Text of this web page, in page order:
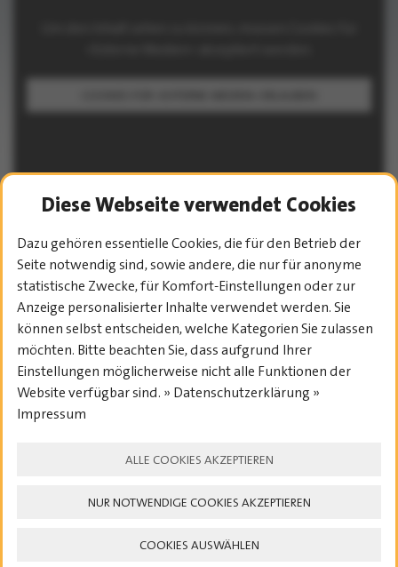
PROGRAMM-ÜBERSICHT
23. – 25. JULI 2027
Diese Webseite verwendet Cookies
Dazu gehören essentielle Cookies, die für den Betrieb der
Seite notwendig sind, sowie andere, die nur für anonyme
statistische Zwecke, für Komfort-Einstellungen oder zur
Anzeige personalisierter Inhalte verwendet werden. Sie
können selbst entscheiden, welche Kategorien Sie zulassen
möchten. Bitte beachten Sie, dass aufgrund Ihrer
Einstellungen möglicherweise nicht alle Funktionen der
Website verfügbar sind. » Datenschutzerklärung »
Impressum
ALLE COOKIES AKZEPTIEREN
NUR NOTWENDIGE COOKIES AKZEPTIEREN
COOKIES AUSWÄHLEN